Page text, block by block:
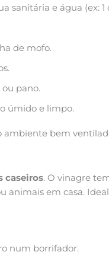
sanitária e água (ex: 1
de mofo.
pano.
úmido e limpo.
ambiente bem
caseiros. O vinagre
animais em casa.
num borrifador.